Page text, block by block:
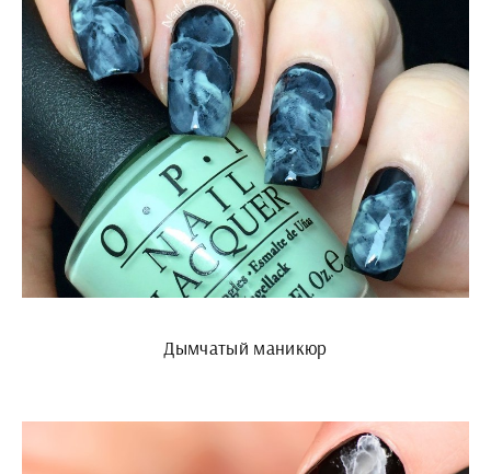
Дымчатый маникюр